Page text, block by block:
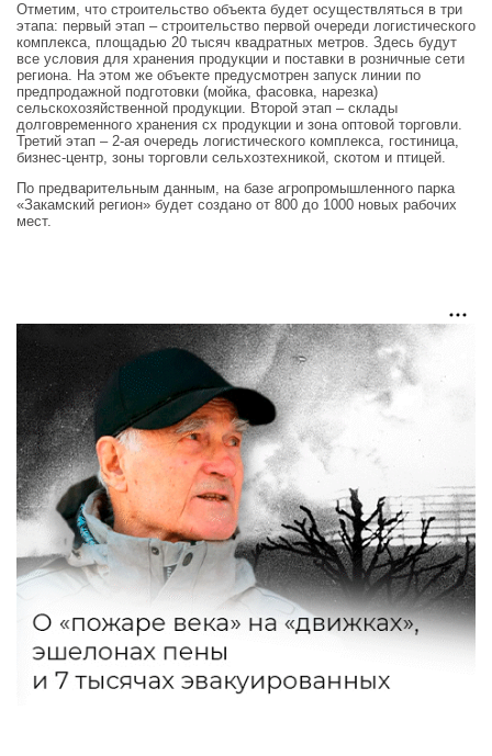
Отметим, что строительство объекта будет осуществляться в три
этапа: первый этап – строительство первой очереди логистического
комплекса, площадью 20 тысяч квадратных метров. Здесь будут
все условия для хранения продукции и поставки в розничные сети
региона. На этом же объекте предусмотрен запуск линии по
предпродажной подготовки (мойка, фасовка, нарезка)
сельскохозяйственной продукции. Второй этап – склады
долговременного хранения сх продукции и зона оптовой торговли.
Третий этап – 2-ая очередь логистического комплекса, гостиница,
бизнес-центр, зоны торговли сельхозтехникой, скотом и птицей.
По предварительным данным, на базе агропромышленного парка
«Закамский регион» будет создано от 800 до 1000 новых рабочих
мест.